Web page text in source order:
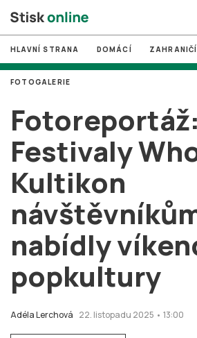
# MUNI
# Brno
# volby
login PŘIHLÁSIT SE
Zapomněli jste heslo?
HLAVNÍ STRANA DOMÁCÍ ZAHRANIČÍ
Fotoreportáž:
Festivaly
Kultikon
nabídly
popkultury
Adéla Lerchová 22. listopadu 2025 • 13:00
FOTOGALERIE